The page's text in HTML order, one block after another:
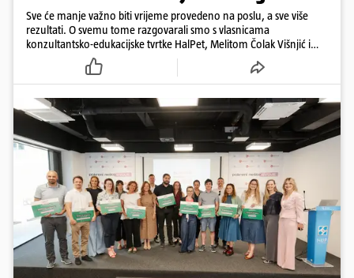
Sve će manje važno biti vrijeme provedeno na poslu, a sve više
rezultati. O svemu tome razgovarali smo s vlasnicama
konzultantsko-edukacijske tvrtke HalPet, Melitom Čolak Višnjić i